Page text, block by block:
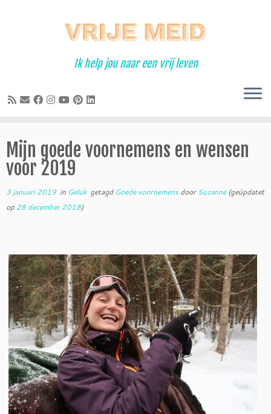
Ik help jou naar een vrij leven
Mijn goede voornemens en wensen
voor 2019
3 januari 2019 in Geluk getagd Goede voornemensdoorSuzanne(geüpdatet
op 28 december 2018)